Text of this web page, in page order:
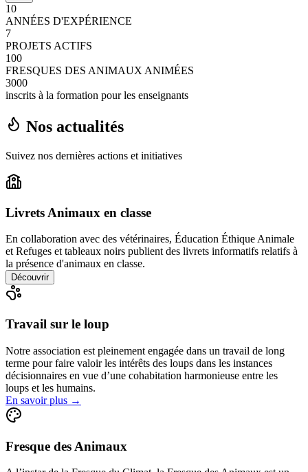
10
ANNÉES D'EXPÉRIENCE
7
PROJETS ACTIFS
100
FRESQUES DES ANIMAUX ANIMÉES
3000
inscrits à la formation pour les enseignants
Nos actualités
Suivez nos dernières actions et initiatives
Livrets Animaux en classe
En collaboration avec des vétérinaires, Éducation Éthique Animale
et Refuges et tableaux noirs publient des livrets informatifs relatifs à
la présence d'animaux en classe.
Découvrir
Travail sur le loup
Notre association est pleinement engagée dans un travail de long
terme pour faire valoir les intérêts des loups dans les instances
décisionnaires en vue d’une cohabitation harmonieuse entre les
loups et les humains.
En savoir plus →
Fresque des Animaux